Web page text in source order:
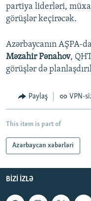
partiya liderləri,
görüşlər keçirəcək.
Azərbaycanın AŞPA-
Məzahir Pənahov,
görüşlər də
Paylaş VPN-
This item is part of
Azərbaycan xəbərləri
BIZI IZLƏ